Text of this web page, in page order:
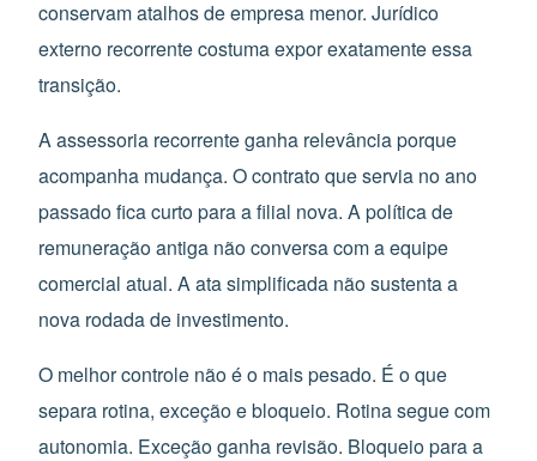
conservam atalhos de empresa menor. Jurídico
externo recorrente costuma expor exatamente essa
transição.
A assessoria recorrente ganha relevância porque
acompanha mudança. O contrato que servia no ano
passado fica curto para a filial nova. A política de
remuneração antiga não conversa com a equipe
comercial atual. A ata simplificada não sustenta a
nova rodada de investimento.
O melhor controle não é o mais pesado. É o que
separa rotina, exceção e bloqueio. Rotina segue com
autonomia. Exceção ganha revisão. Bloqueio para a